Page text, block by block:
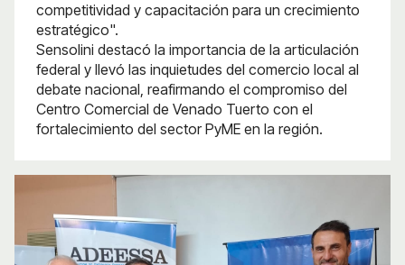
competitividad y capacitación para un crecimiento
estratégico".
Sensolini destacó la importancia de la articulación
federal y llevó las inquietudes del comercio local al
debate nacional, reafirmando el compromiso del
Centro Comercial de Venado Tuerto con el
fortalecimiento del sector PyME en la región.